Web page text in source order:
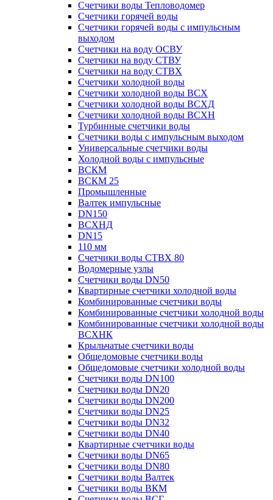
Счетчики воды Тепловодомер
Счетчики горячей воды
Счетчики горячей воды с импульсным
выходом
Счетчики на воду ОСВУ
Счетчики на воду СТВУ
Счетчики на воду СТВХ
Счетчики холодной воды
Счетчики холодной воды ВСХ
Счетчики холодной воды ВСХД
Счетчики холодной воды ВСХН
Турбинные счетчики воды
Счетчики воды с импульсным выходом
Универсальные счетчики воды
Холодной воды с импульсные
ВСКМ
ВСКМ 25
Промышленные
Валтек импульсные
DN150
ВСХНД
DN15
110 мм
Счетчики воды СТВХ 80
Водомерные узлы
Счетчики воды DN50
Квартирные счетчики холодной воды
Комбинированные счетчики воды
Комбинированные счетчики холодной воды
Комбинированные счетчики холодной воды
ВСХНК
Крыльчатые счетчики воды
Общедомовые счетчики воды
Общедомовые счетчики холодной воды
Счетчики воды DN100
Счетчики воды DN20
Счетчики воды DN200
Счетчики воды DN25
Счетчики воды DN32
Счетчики воды DN40
Квартирные счетчики воды
Счетчики воды DN65
Счетчики воды DN80
Счетчики воды Валтек
Счетчики воды ВКМ